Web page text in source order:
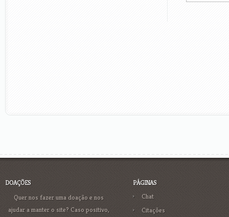
DOAÇÕES
Quer nos fazer uma doação e nos
ajudar a manter o site? Caso positivo,
PÁGINAS
Chat
Citações